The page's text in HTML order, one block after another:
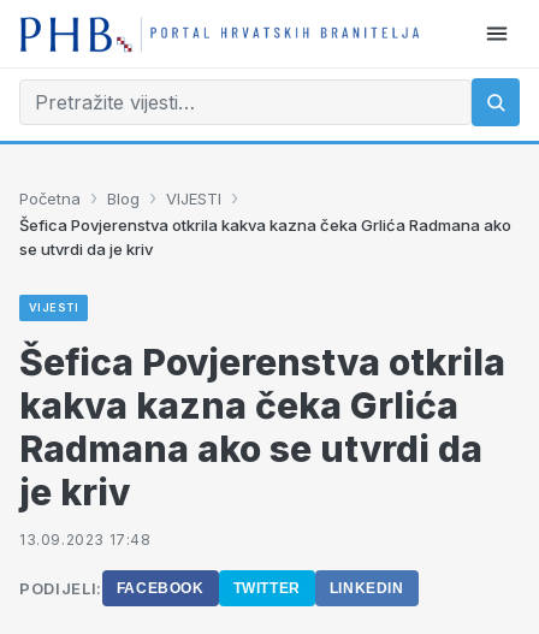
Početna › Blog › VIJESTI ›
Šefica Povjerenstva otkrila kakva kazna čeka Grlića Radmana ako
se utvrdi da je kriv
VIJESTI
Šefica Povjerenstva otkrila
kakva kazna čeka Grlića
Radmana ako se utvrdi da
je kriv
13.09.2023 17:48
PODIJELI: FACEBOOK TWITTER LINKEDIN